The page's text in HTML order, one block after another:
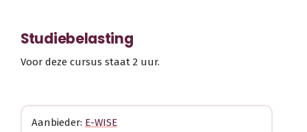
Studiebelasting
Voor deze cursus staat 2 uur.
Aanbieder: E-WISE